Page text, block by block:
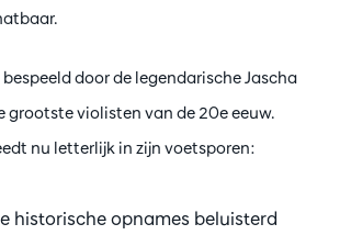
door de legendarische Jascha
grootste violisten van de 20e eeuw.
nu letterlijk in zijn voetsporen:
historische opnames beluisterd